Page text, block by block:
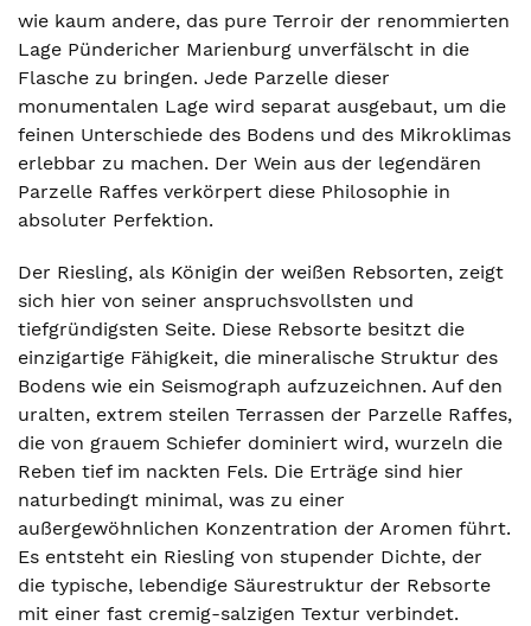
wie kaum andere, das pure Terroir der renommierten
Lage Pündericher Marienburg unverfälscht in die
Flasche zu bringen. Jede Parzelle dieser
monumentalen Lage wird separat ausgebaut, um die
feinen Unterschiede des Bodens und des Mikroklimas
erlebbar zu machen. Der Wein aus der legendären
Parzelle Raffes verkörpert diese Philosophie in
absoluter Perfektion.
Der Riesling, als Königin der weißen Rebsorten, zeigt
sich hier von seiner anspruchsvollsten und
tiefgründigsten Seite. Diese Rebsorte besitzt die
einzigartige Fähigkeit, die mineralische Struktur des
Bodens wie ein Seismograph aufzuzeichnen. Auf den
uralten, extrem steilen Terrassen der Parzelle Raffes,
die von grauem Schiefer dominiert wird, wurzeln die
Reben tief im nackten Fels. Die Erträge sind hier
naturbedingt minimal, was zu einer
außergewöhnlichen Konzentration der Aromen führt.
Es entsteht ein Riesling von stupender Dichte, der
die typische, lebendige Säurestruktur der Rebsorte
mit einer fast cremig-salzigen Textur verbindet.